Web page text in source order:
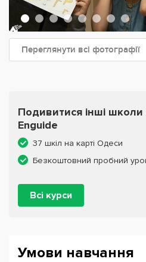
Переглянути всі фотографії
Подивитися інші школи
Enguide
37 шкіл на карті Одеси
Безкоштовний пробний
Всі курси
Умови навчання